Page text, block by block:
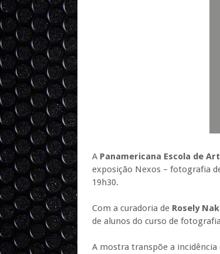
A Panamericana Escola de
exposição Nexos – fotografia
19h30.
Com a curadoria de Rosely
de alunos do curso de
A mostra transpõe a